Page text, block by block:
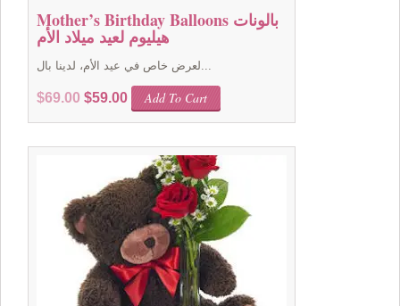
Mother’s Birthday Balloons بالونات
هيليوم لعيد ميلاد الأم
$69.00 Original
$69.00.
$59.00Current
price
$59.00.
Add To Cart